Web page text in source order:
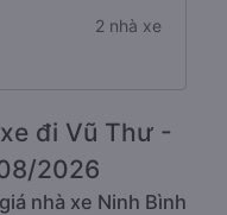
2 nhà xe
đi Vũ Thư -
2026
nhà xe Ninh Bình